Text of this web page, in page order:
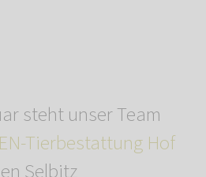
steht unser Team
Tierbestattung Hof